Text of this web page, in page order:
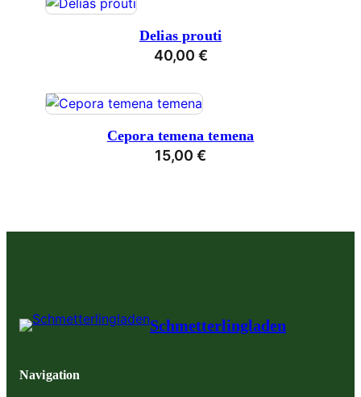
Delias prouti
40,00 €
Cepora temena temena
15,00 €
Schmetterlingladen
Navigation